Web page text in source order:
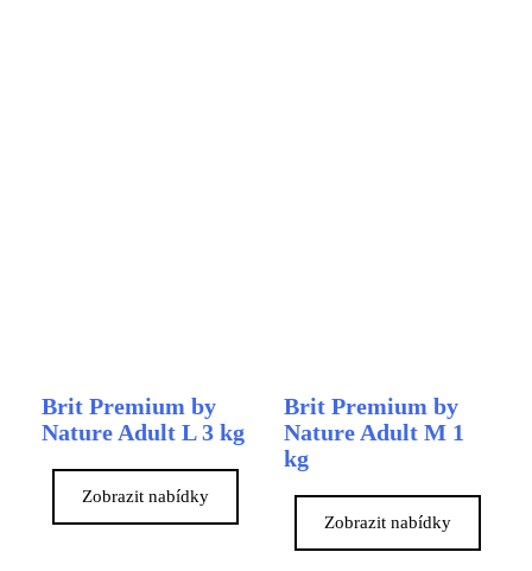
Brit Premium by
Nature Adult L 3 kg
Zobrazit nabídky
Brit Premium by
Nature Adult M 1
kg
Zobrazit nabídky